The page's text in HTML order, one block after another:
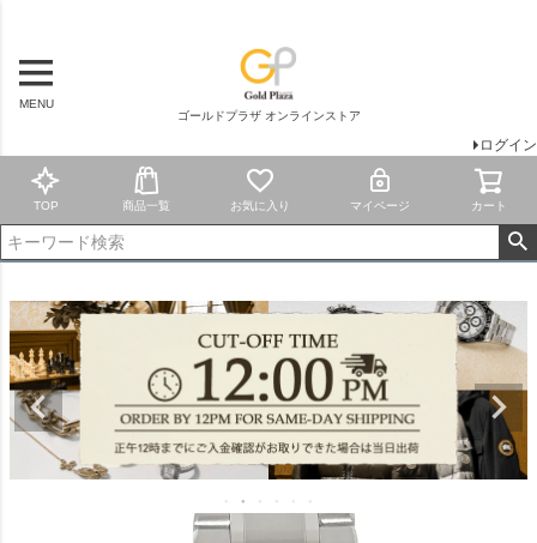
MENU
ゴールドプラザ オンラインストア
ログイン
TOP 商品一覧 お気に入り マイページ カート